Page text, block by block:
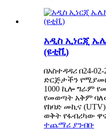
አዲስ ኢነርጂ
(ዩቲቪ)
በአስተዳዳሪ በ24-02-
ድርጅታችን
1000 ኪሎ ግራም
የመወጣት አቅም
የከባድ መኪና
ወቅት የፋብሪካው
ተጨማሪ ያንብቡ